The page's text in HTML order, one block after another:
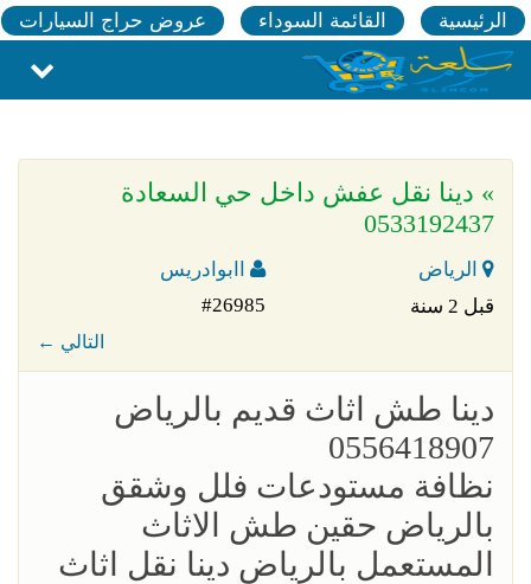
الرئيسية القائمة السوداء عروض حراج السيارات
» دينا نقل عفش داخل حي السعادة
0533192437
الرياض
اابوادريس
قبل 2 سنة
#26985
← التالي
‏دينا طش اثاث قديم بالرياض
0556418907
نظافة مستودعات فلل وشقق
بالرياض حقين طش الاثاث
المستعمل بالرياض دينا نقل اثاث